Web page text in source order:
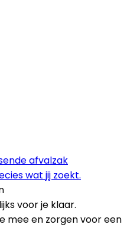
afvalzak
wat jij zoekt.
voor je klaar.
mee en zorgen voor een